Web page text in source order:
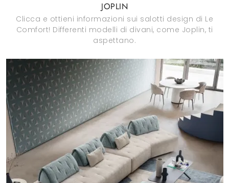
JOPLIN
Clicca e ottieni informazioni sui salotti design di Le
Comfort! Differenti modelli di divani, come Joplin, ti
aspettano.